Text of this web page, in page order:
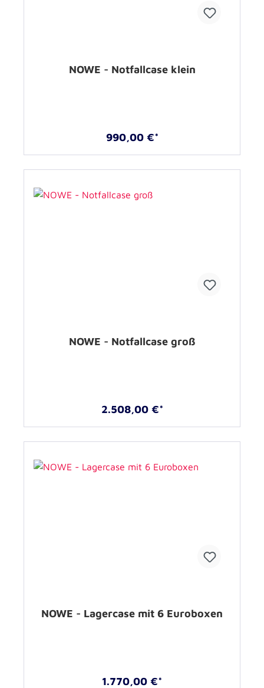
NOWE - Notfallcase klein
990,00 €*
NOWE - Notfallcase groß
2.508,00 €*
NOWE - Lagercase mit 6 Euroboxen
1.770,00 €*